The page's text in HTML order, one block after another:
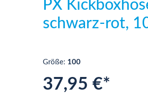
PX
schwarz-rot,
Größe: 100
37,95 €*